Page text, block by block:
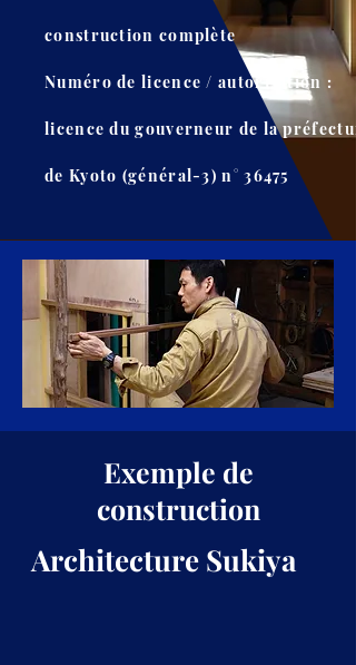
construction complète
Numéro de licence / autorisation :
licence du gouverneur de la
de Kyoto (général-3) n° 36475
Exemple de
construction
​ Architecture Sukiya